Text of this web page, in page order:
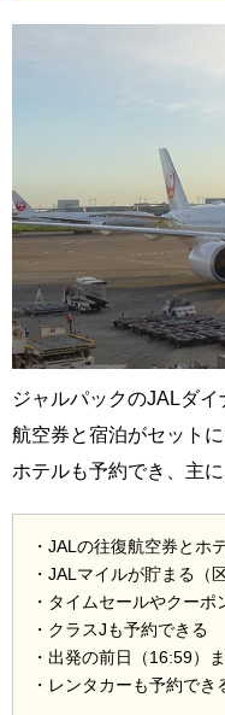
ジャルパックのJALダ
航空券と宿泊がセット
ホテルも予約でき、主
・JALの往復航空券とホ
・JALマイルが貯まる（
・タイムセールやクーポ
・クラスJも予約できる
・出発の前日（16:59）
・レンタカーも予約でき